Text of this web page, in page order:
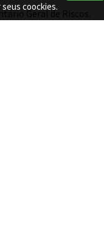
Geral de Riscos.
coockies.